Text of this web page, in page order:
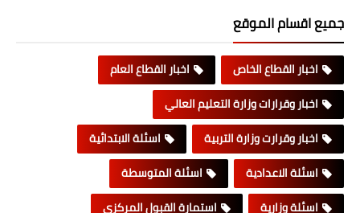
جميع اقسام الموقع
اخبار القطاع الخاص
اخبار القطاع العام
اخبار وقرارات وزارة التعليم العالي
اخبار وقرارت وزارة التربية
اسئلة الابتدائية
اسئلة الاعدادية
اسئلة المتوسطة
اسئلة وزارية
استمارة القبول المركزي